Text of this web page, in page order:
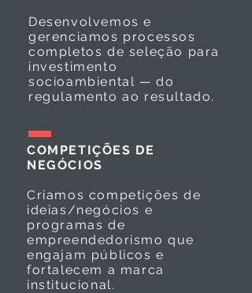
Desenvolvemos e
gerenciamos processos
completos de seleção para
investimento
socioambiental — do
regulamento ao resultado.
COMPETIÇÕES DE
NEGÓCIOS
Criamos competições de
ideias/negócios e
programas de
empreendedorismo que
engajam públicos e
fortalecem a marca
institucional.